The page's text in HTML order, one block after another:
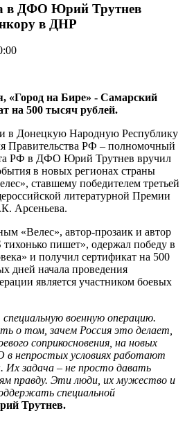
в ДФО Юрий Трутнев
в ДНР
на Бире» - Самарский
на 500 тысяч рублей.
в Донецкую Народную Республику
Правительства РФ – полномочный
РФ в ДФО Юрий Трутнев вручил
в новых регионах страны
ставшему победителем третьей
литературной Премии
Арсеньева.
«Велес», автор-прозаик и автор
тихонько пишет», одержал победу в
и получил сертификат на 500
дней начала проведения
является участником боевых
военную операцию.
о том, зачем Россия это делает,
соприкосновения, на новых
в непростых условиях работают
Их задача – не просто давать
правду. Эти люди, их мужество и
специальной
Трутнев.